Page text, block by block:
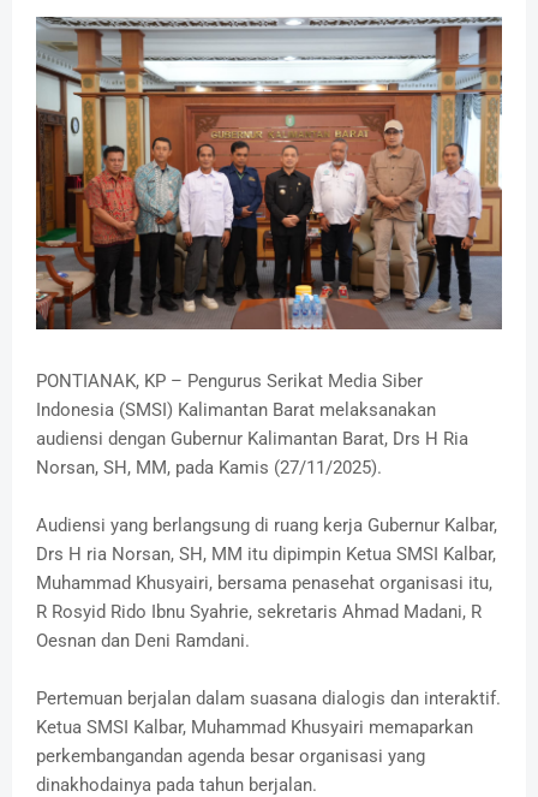
PONTIANAK, KP – Pengurus Serikat Media Siber
Indonesia (SMSI) Kalimantan Barat melaksanakan
audiensi dengan Gubernur Kalimantan Barat, Drs H Ria
Norsan, SH, MM, pada Kamis (27/11/2025).
Audiensi yang berlangsung di ruang kerja Gubernur Kalbar,
Drs H ria Norsan, SH, MM itu dipimpin Ketua SMSI Kalbar,
Muhammad Khusyairi, bersama penasehat organisasi itu,
R Rosyid Rido Ibnu Syahrie, sekretaris Ahmad Madani, R
Oesnan dan Deni Ramdani.
Pertemuan berjalan dalam suasana dialogis dan interaktif.
Ketua SMSI Kalbar, Muhammad Khusyairi memaparkan
perkembangandan agenda besar organisasi yang
dinakhodainya pada tahun berjalan.